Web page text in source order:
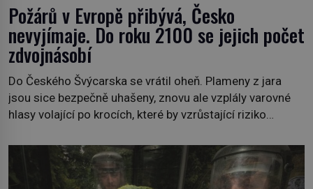
Požárů v Evropě přibývá, Česko
nevyjímaje. Do roku 2100 se jejich počet
zdvojnásobí
Do Českého Švýcarska se vrátil oheň. Plameny z jara
jsou sice bezpečně uhašeny, znovu ale vzplály varovné
hlasy volající po krocích, které by vzrůstající riziko
požáry už nejsou problémem pouze vzdáleného
Středomoří. S oteplujícím se klimatem, vysušenou
krajinou a desetiletími lidských zásahů se z nich stává